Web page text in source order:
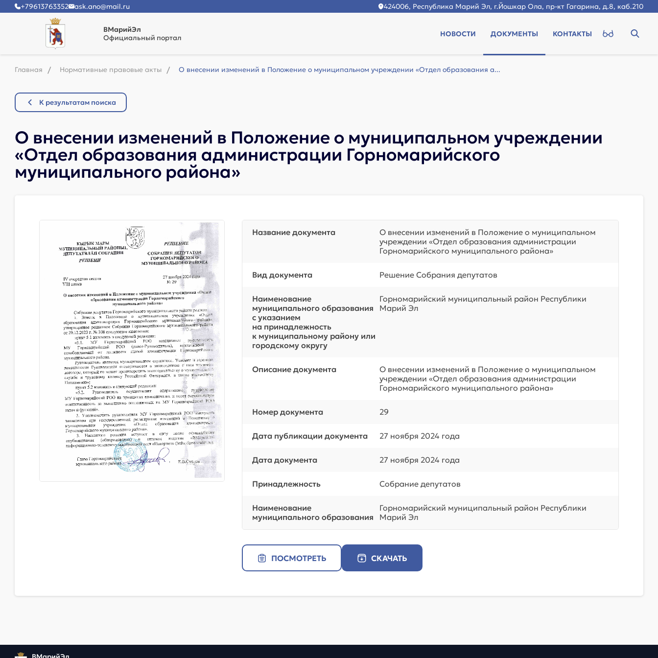
+79613763352 ask.ano@mail.ru 424006, Республика Марий Эл, г.Йошкар Ола, пр-кт Гагарина, д.8, каб.210
ВМарийЭл
Официальный портал
НОВОСТИ ДОКУМЕНТЫ КОНТАКТЫ
Главная Нормативные правовые акты О внесении изменений в Положение о муниципальном учреждении «Отдел образования а...
К результатам поиска
О внесении изменений в Положение о муниципальном учреждении
«Отдел образования администрации Горномарийского
муниципального района»
Название документа
О внесении изменений в Положение о муниципальном
учреждении «Отдел образования администрации
Горномарийского муниципального района»
Вид документа Решение Собрания депутатов
Наименование
муниципального образования
с указанием
на принадлежность
к муниципальному району или
городскому округу
Горномарийский муниципальный район Республики
Марий Эл
Описание документа
О внесении изменений в Положение о муниципальном
учреждении «Отдел образования администрации
Горномарийского муниципального района»
Номер документа 29
Дата публикации документа 27 ноября 2024 года
Дата документа 27 ноября 2024 года
Принадлежность Собрание депутатов
Наименование
муниципального образования
Горномарийский муниципальный район Республики
Марий Эл
ПОСМОТРЕТЬ СКАЧАТЬ